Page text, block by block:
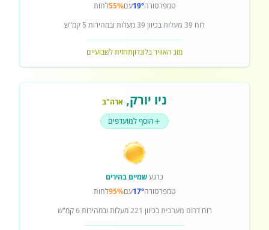
טמפרטורה19°עם55%לחות
רוח 39 מעלות בכיוון39מעלות ובמהירות 5 קמ"ש
מזג האוויר בלונדוןתחזית לשבועיים
ניו יורק, ארה"ב
הוסף למועדפים
כרגעשמיים בהירים
טמפרטורה17°עם95%לחות
רוחדרום מערביתבכיוון 221מעלות ובמהירות6קמ"ש